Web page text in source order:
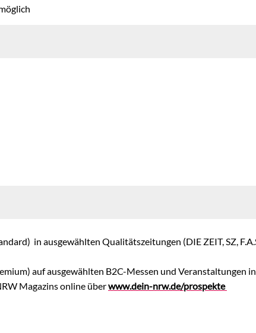
in ausgewählten Qualitätszeitungen (DIE ZEIT, SZ,
auf ausgewählten B2C-Messen und Veranstaltungen
Magazins online überwww.dein-nrw.de/prospekte